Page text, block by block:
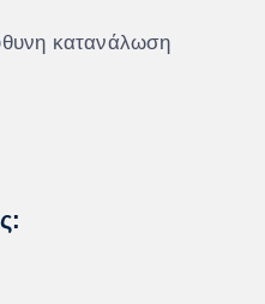
κατανάλωση